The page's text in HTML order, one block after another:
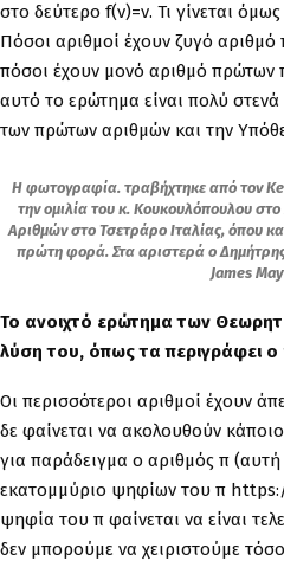
στο δεύτερο f(ν)=ν. Τι γίνεται
Πόσοι αριθμοί έχουν ζυγό
πόσοι έχουν μονό αριθμό
αυτό το ερώτημα είναι πολύ
των πρώτων αριθμών και την
Η φωτογραφία. τραβήχτηκε από τον
την ομιλία του κ. Κουκουλόπουλου
Αριθμών στο Τσετράρο Ιταλίας, όπου
πρώτη φορά. Στα αριστερά ο
James
Το ανοιχτό ερώτημα των
λύση του, όπως τα περιγράφει
Οι περισσότεροι αριθμοί έχουν
δε φαίνεται να ακολουθούν
για παράδειγμα ο αριθμός π (αυτή
εκατομμύριο ψηφίων του π
ψηφία του π φαίνεται να είναι
δεν μπορούμε να χειριστούμε